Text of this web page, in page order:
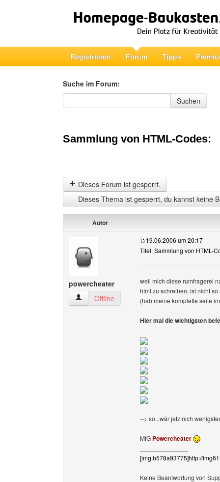
Registrieren Forum Tipps
Suche im Forum:
Suche im Forum
Suchen
Sammlung von HTML-Codes:
Dieses Forum ist gesperrt.
Dieses Thema ist gesperrt, du kannst keine
Autor
powercheater
powercheater Benutzer-Profile anzeigen
Offline
19.06.2006 um 20:17
Titel: Sammlung von HTML-
weil mich diese rumfragerei
html zu schreiben, ist nicht
(hab meine komplette seite
Hier mal die wichtigsten
--> so...wär jetz nich
MfG Powercheater
[img:b578a93775]http://
Keine Beantwortung von